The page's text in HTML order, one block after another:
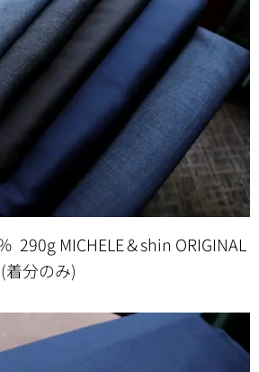
290g MICHELE＆shin ORIGINAL
着分のみ)